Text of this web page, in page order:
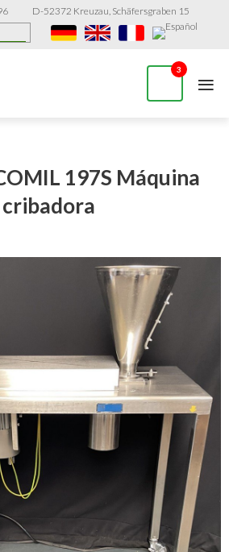
D-52372 Kreuzau, Schäfersgraben 15
3 ≡
197S Máquina
cribadora